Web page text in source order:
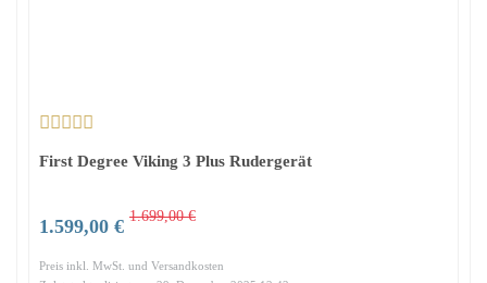
First Degree Viking 3 Plus Rudergerät
1.599,00 € 1.699,00 €
Preis inkl. MwSt. und Versandkosten